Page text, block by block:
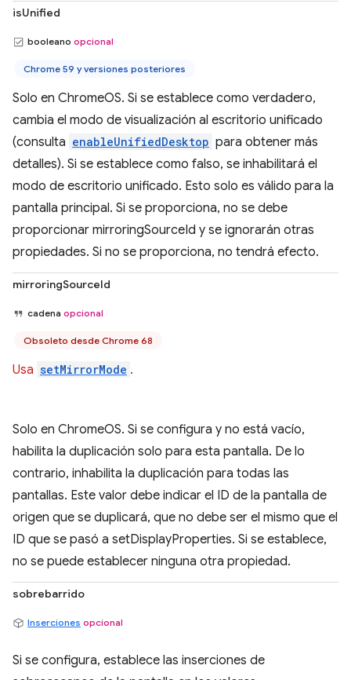
isUnified
booleano opcional
Chrome 59 y versiones posteriores
Solo en ChromeOS. Si se establece como verdadero,
cambia el modo de visualización al escritorio unificado
(consulta enableUnifiedDesktop para obtener más
detalles). Si se establece como falso, se inhabilitará el
modo de escritorio unificado. Esto solo es válido para la
pantalla principal. Si se proporciona, no se debe
proporcionar mirroringSourceId y se ignorarán otras
propiedades. Si no se proporciona, no tendrá efecto.
mirroringSourceId
cadena opcional
Obsoleto desde Chrome 68
Usa setMirrorMode .
Solo en ChromeOS. Si se configura y no está vacío,
habilita la duplicación solo para esta pantalla. De lo
contrario, inhabilita la duplicación para todas las
pantallas. Este valor debe indicar el ID de la pantalla de
origen que se duplicará, que no debe ser el mismo que el
ID que se pasó a setDisplayProperties. Si se establece,
no se puede establecer ninguna otra propiedad.
sobrebarrido
Inserciones opcional
Si se configura, establece las inserciones de